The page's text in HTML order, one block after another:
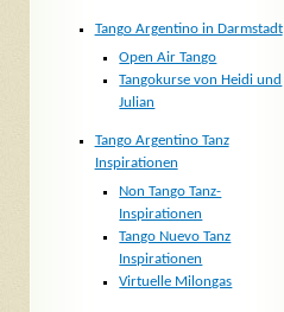
Tango Argentino in Darmstadt
Open Air Tango
Tangokurse von Heidi und
Julian
Tango Argentino Tanz
Inspirationen
Non Tango Tanz-
Inspirationen
Tango Nuevo Tanz
Inspirationen
Virtuelle Milongas